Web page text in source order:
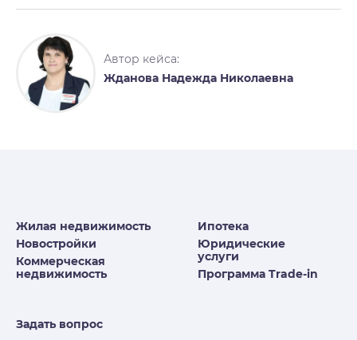
Автор кейса:
Жданова Надежда Николаевна
Жилая недвижимость
Новостройки
Коммерческая
недвижимость
Ипотека
Юридические
услуги
Программа Trade-in
Задать вопрос